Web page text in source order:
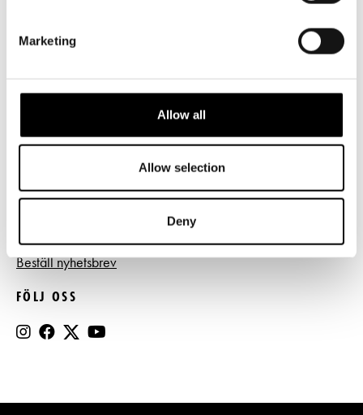
Marketing
Allow all
Allow selection
Deny
Frågor & svar
Press
Register- och dataskyddsbeskrivning
Beställ nyhetsbrev
FÖLJ OSS